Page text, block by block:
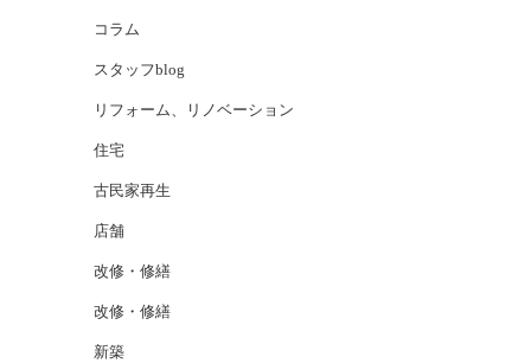
コラム
スタッフblog
リフォーム、リノベーション
住宅
古民家再生
店舗
改修・修繕
改修・修繕
新築